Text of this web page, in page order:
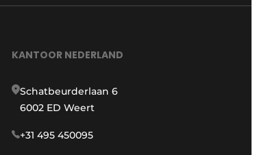
KANTOOR NEDERLAND
Schatbeurderlaan 6
6002 ED Weert
+31 495 450095